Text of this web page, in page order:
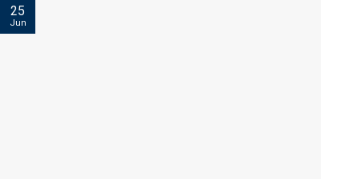
25
Jun